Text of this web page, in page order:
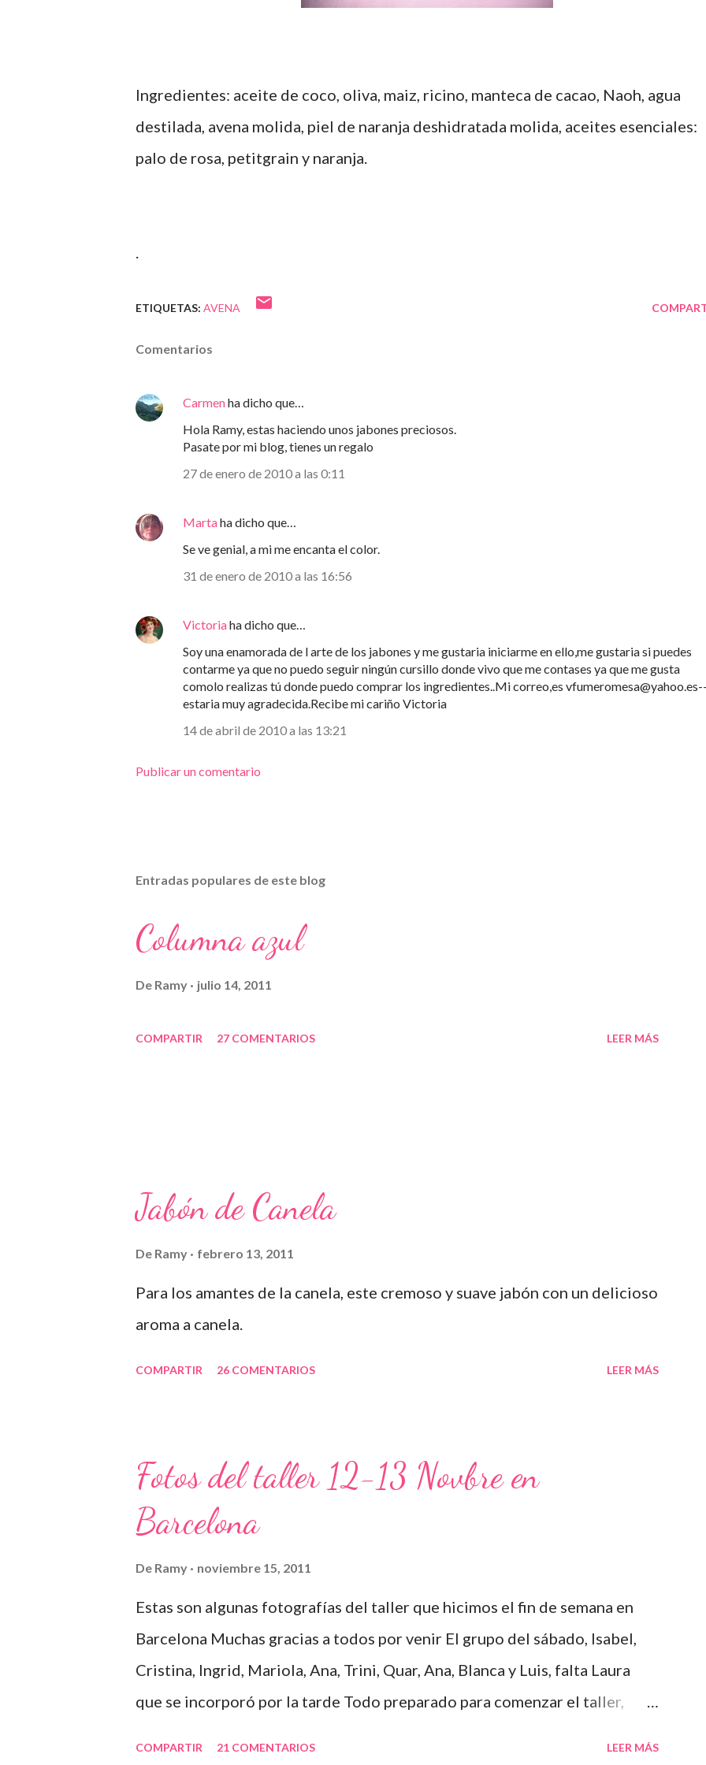
Ingredientes: aceite de coco, oliva, maiz, ricino, manteca de cacao, Naoh, agua
destilada, avena molida, piel de naranja deshidratada molida, aceites esenciales:
palo de rosa, petitgrain y naranja.
.
ETIQUETAS: AVENA
Comentarios
Carmenha dicho que…
Hola Ramy, estas haciendo unos jabones preciosos.
Pasate por mi blog, tienes un regalo
27 de enero de 2010 a las 0:11
Martaha dicho que…
Se ve genial, a mi me encanta el color.
31 de enero de 2010 a las 16:56
Victoriaha dicho que…
Soy una enamorada de l arte de los jabones y me gustaria iniciarme en ello,me gustaria si puedes
contarme ya que no puedo seguir ningún cursillo donde vivo que me contases ya que me gusta
comolo realizas tú donde puedo comprar los ingredientes..Mi correo,es
estaria muy agradecida.Recibe mi cariño Victoria
14 de abril de 2010 a las 13:21
Publicar un comentario
Entradas populares de este blog
Columna azul
De Ramy julio 14, 2011
COMPARTIR 27 COMENTARIOS LEER MÁS
Jabón de Canela
De Ramy febrero 13, 2011
Para los amantes de la canela, este cremoso y suave jabón con un delicioso
aroma a canela.
COMPARTIR 26 COMENTARIOS LEER MÁS
Fotos del taller 12-13 Novbre en
Barcelona
De Ramy noviembre 15, 2011
Estas son algunas fotografías del taller que hicimos el fin de semana en
Barcelona Muchas gracias a todos por venir El grupo del sábado, Isabel,
Cristina, Ingrid, Mariola, Ana, Trini, Quar, Ana, Blanca y Luis, falta Laura
que se incorporó por la tarde Todo preparado para comenzar el taller,
COMPARTIR 21 COMENTARIOS LEER MÁS